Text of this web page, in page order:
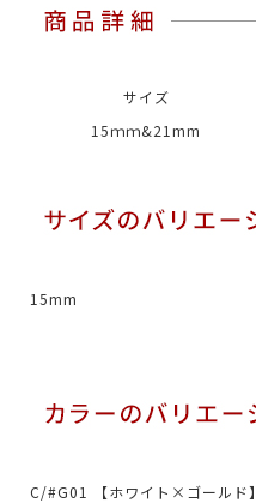
サイズ
15ｍｍ&21mm
15mm
C/#G01 【ホワイト×ゴールド】